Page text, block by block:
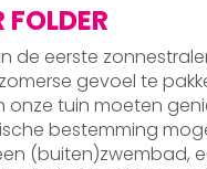
de eerste
gevoel te
onze tuin moeten
bestemming
(buiten)zwembad,